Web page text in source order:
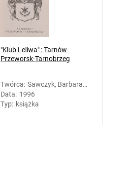
"Klub Leliwa" : Tarnów-
Przeworsk-Tarnobrzeg
Twórca: Sawczyk, Barbara
(1965- ). Oprac.
Data: 1996
Typ: książka